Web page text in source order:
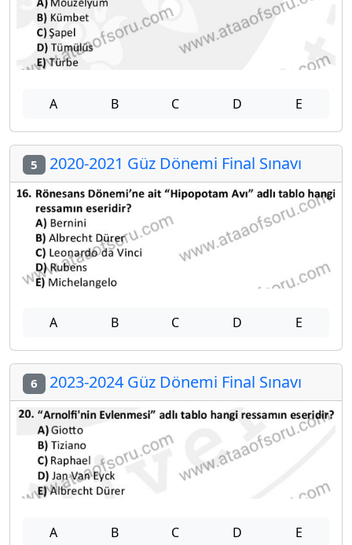
A B C D E
5 2020-2021 Güz Dönemi Final Sınavı
A B C D E
6 2023-2024 Güz Dönemi Final Sınavı
A B C D E